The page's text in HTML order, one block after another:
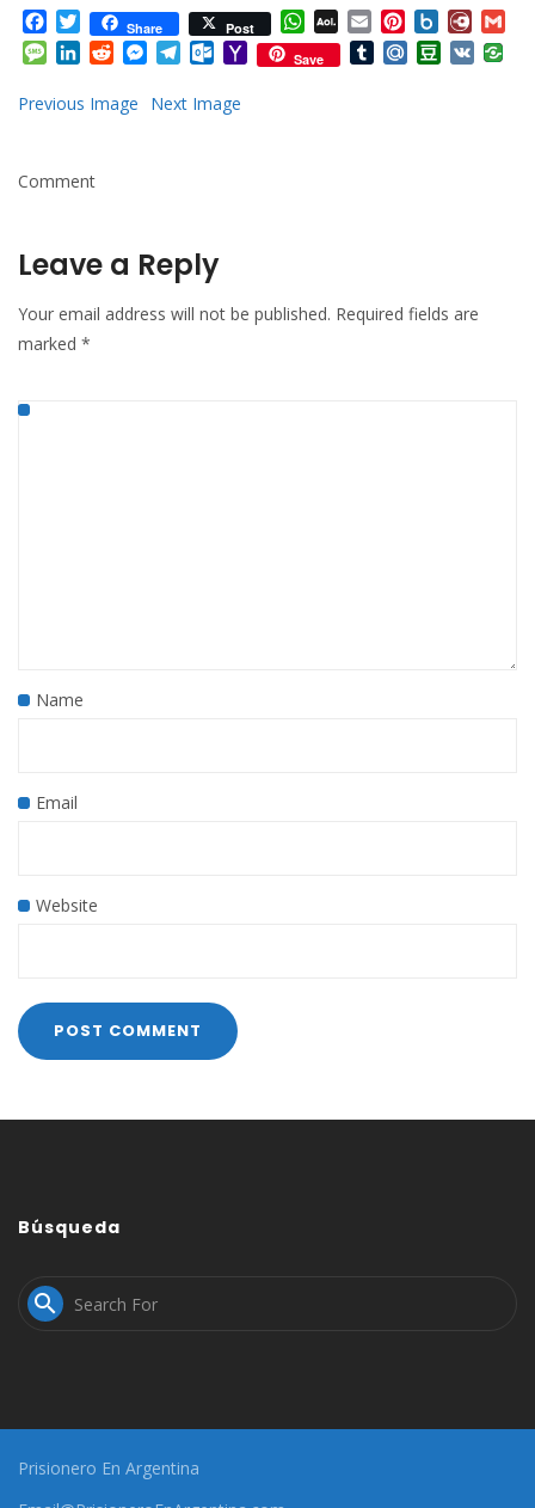
Facebook
TwitterShare Post WhatsApp
AOL
Mail
Email Pinterest
Box.net
Message
LinkedInRedditMessenger
TelegramOutlook.com
YahooSave TumblrMail.RuDouban
VK
Previous Image Next Image
Comment
Leave a Reply
Your email address will not be published. Required fields are
marked *
Name
Email
Website
Búsqueda

Prisionero En Argentina